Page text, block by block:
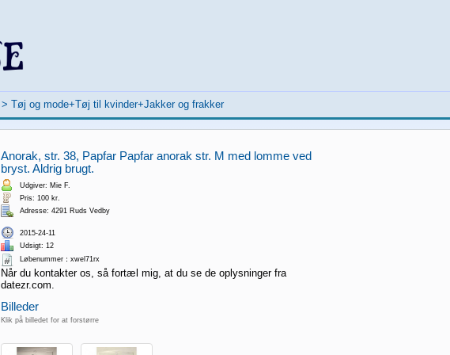
> Tøj og mode+Tøj til kvinder+Jakker og frakker
Anorak, str. 38, Papfar Papfar anorak str. M med lomme ved
bryst. Aldrig brugt.
Udgiver: Mie F.
Pris: 100 kr.
Adresse: 4291 Ruds Vedby
2015-24-11
Udsigt: 12
Løbenummer：xwel71rx
Når du kontakter os, så fortæl mig, at du se de oplysninger fra
datezr.com.
Billeder
Klik på billedet for at forstørre